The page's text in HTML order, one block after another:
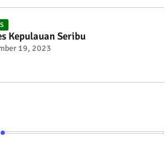
Kepulauan Seribu
19, 2023